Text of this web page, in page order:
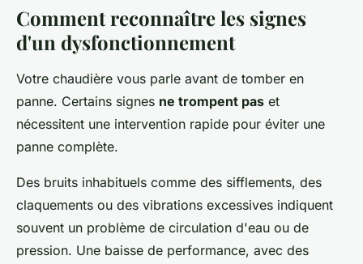
Comment reconnaître les signes
d'un dysfonctionnement
Votre chaudière vous parle avant de tomber en
panne. Certains signes ne trompent pas et
nécessitent une intervention rapide pour éviter une
panne complète.
Des bruits inhabituels comme des sifflements, des
claquements ou des vibrations excessives indiquent
souvent un problème de circulation d'eau ou de
pression. Une baisse de performance, avec des